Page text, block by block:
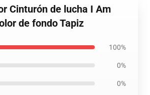
Cinturón de lucha I Am
de fondo Tapiz
100%
0%
0%